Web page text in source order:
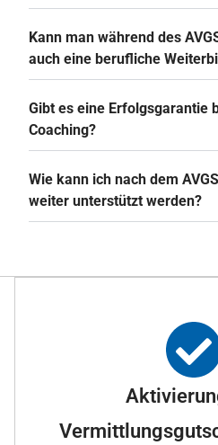
Kann man während des
auch eine berufliche
Gibt es eine Erfolgsgarantie
Coaching?
Wie kann ich nach dem
weiter unterstützt werden?